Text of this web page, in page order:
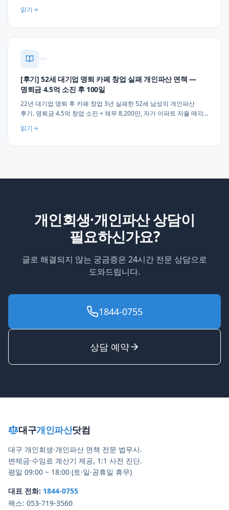
3가지 조언.
읽기
[후기] 52세 대기업 명퇴 카페 창업 실패 개인파산 면책 —
명퇴금 4.5억 소진 후 100일
22년 대기업 명퇴 후 카페 창업 3년 실패한 52세 남성의 개인파산
후기. 명퇴금 4.5억 창업 소진 + 채무 8,200만, 자가 아파트 자율 매각
(3개월 유예·30% 예비금·폐업 즉시 상담).
읽기
개인회생·개인파산 상담이
필요하신가요?
글로 해결되지 않는 궁금증은 24시간 전문 상담으로
도와드립니다.
1844-0755
상담 예약
대구개인파산닷컴
대구 개인회생·개인파산 면책 전문 법무사.
변제금·수임료 계산기 제공, 1:1 사전 진단.
평일 09:00 ~ 18:00 (토·일·공휴일 휴무)
대표 전화: 1844-0755
팩스: 053-719-3560